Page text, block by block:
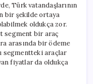
Türk vatandaşlarının
bir şekilde ortaya
oldukça zor.
segment bir araç
arasında bir ödeme
segmentteki araçlar
fiyatlar da oldukça